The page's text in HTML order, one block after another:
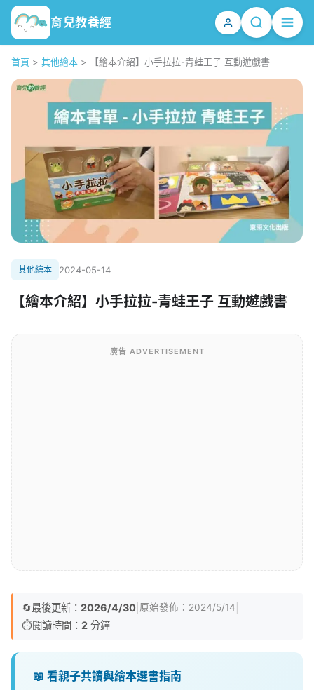
育兒教養經
首頁 > 其他繪本 > 【繪本介紹】小手拉拉-青蛙王子 互動遊戲書
其他繪本 2024-05-14
【繪本介紹】小手拉拉-青蛙王子 互動遊戲書
廣告 ADVERTISEMENT
🔄最後更新： 2026/4/30 原始發佈： 2024/5/14
⏱️閱讀時間： 2 分鐘
📖 看親子共讀與繪本選書指南